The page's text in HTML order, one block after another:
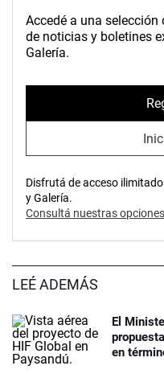
Accedé a una
de noticias y boletines
Galería.
Disfrutá de acceso
y Galería.
Consultá nuestras
LEÉ ADEMÁS
El
en